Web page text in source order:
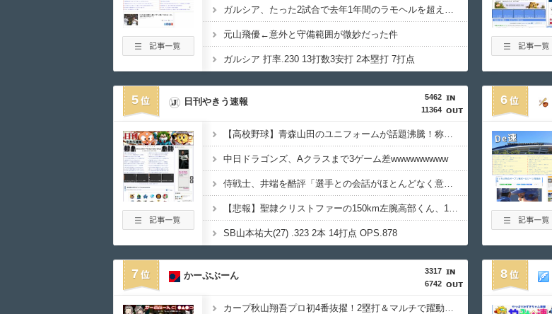
ガルシア、たった2試合で去年1年間のラモヘルを超えてしまう
元山飛優←意外と守備範囲が微妙だった件
ガルシア 打率.230 13打数3安打 2本塁打 7打点
5
5462
11364
日刊やきう速報
【高校野球】青森山田のユニフォームが話題沸騰！称賛続々 「涼しそう」「熱中症対策では？」「Tシャツみたい」
中日ドラゴンズ、Aクラスまで3ゲーム差wwwwwwwww
侍戦士、井端を酷評「選手との会話がほとんどなく意思疎通が難しかった。大谷さえ『マジで笑わなくね?』と言うほど」
【悲報】聖隷クリストファーの150km左腕高部くん、10奪三振自責点0で負ける
SB山本祐大(27) .323 2本 14打点 OPS.878
6
7
3317
6742
かーぷぶーん
カープ秋山翔吾プロ初4番抜擢！2塁打＆マルチで躍動！ベテランに希望の光
8